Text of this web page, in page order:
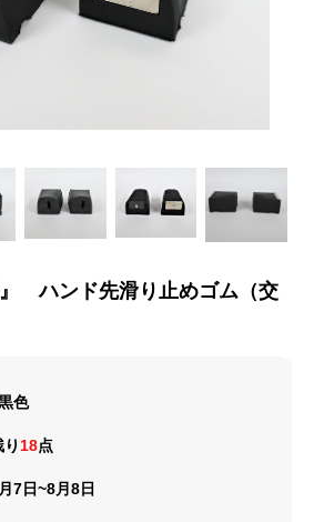
』 ハンド先滑り止めゴム（交
色
り18点
7日~8月8日